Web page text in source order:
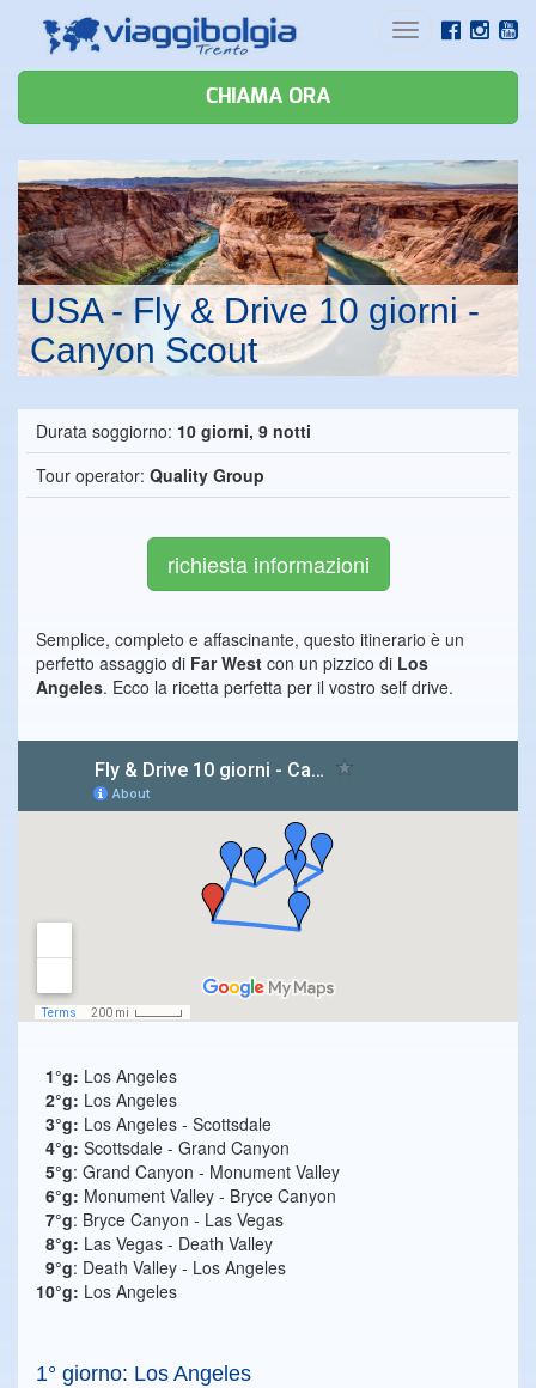
Toggle
CHIAMA ORA
USA - Fly & Drive 10 giorni -
Canyon Scout
Durata soggiorno: 10 giorni, 9 notti
Tour operator: Quality Group
richiesta informazioni
Semplice, completo e affascinante, questo itinerario è un
perfetto assaggio di Far West con un pizzico di Los
Angeles. Ecco la ricetta perfetta per il vostro self drive.
1°g: Los Angeles
2°g: Los Angeles
3°g: Los Angeles - Scottsdale
4°g: Scottsdale - Grand Canyon
5°g: Grand Canyon - Monument Valley
6°g: Monument Valley - Bryce Canyon
7°g: Bryce Canyon - Las Vegas
8°g: Las Vegas - Death Valley
9°g: Death Valley - Los Angeles
10°g: Los Angeles
1° giorno: Los Angeles